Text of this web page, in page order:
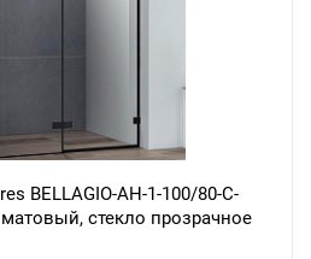
BELLAGIO-AH-1-100/80-C-
стекло прозрачное